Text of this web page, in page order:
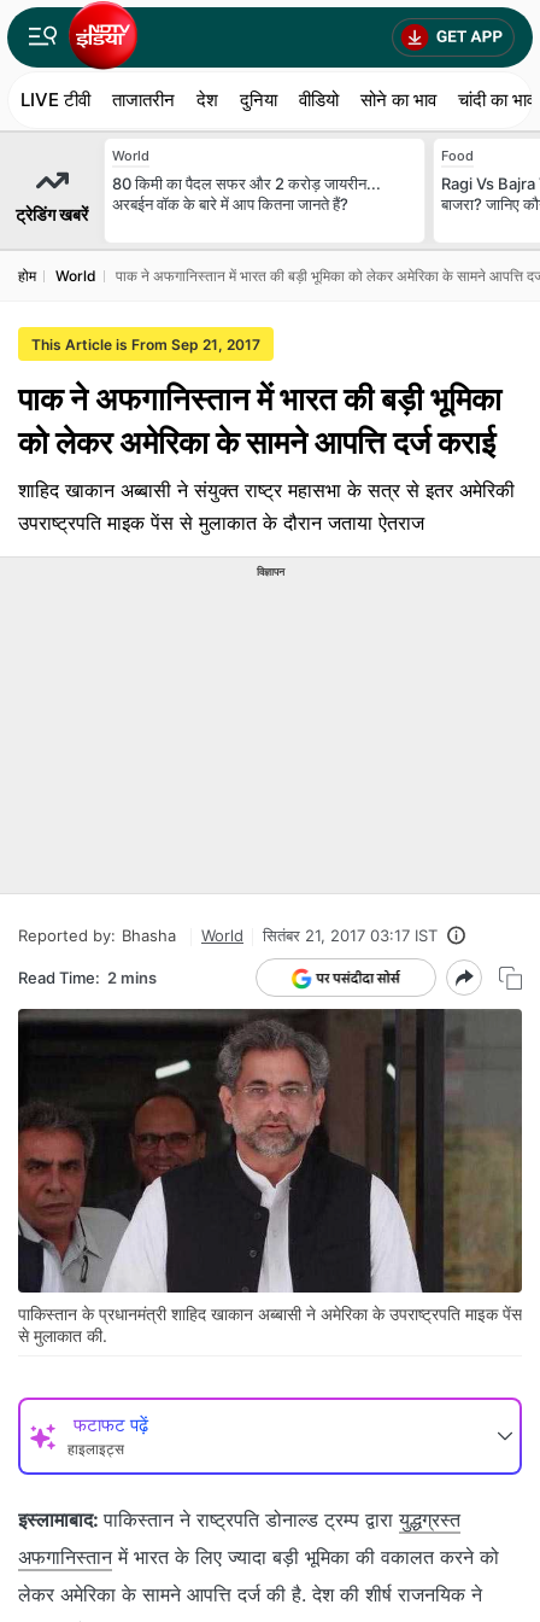
LIVE टीवी ताजातरीन देश दुनिया वीडियो सोने का भाव चांदी का भाव
ट्रेडिंग खबरें
World
80 किमी का पैदल सफर और 2 करोड़ जायरीन...
अरबईन वॉक के बारे में आप कितना जानते हैं?
Food
Ragi Vs Bajra
बाजरा? जानिए
होम World पाक ने अफगानिस्तान में भारत की बड़ी भूमिका को लेकर अमेरिका के सामने आपत्ति
This Article is From Sep 21, 2017
पाक ने अफगानिस्तान में भारत की बड़ी भूमिका
को लेकर अमेरिका के सामने आपत्ति दर्ज कराई
शाहिद खाकान अब्बासी ने संयुक्त राष्ट्र महासभा के सत्र से इतर अमेरिकी
उपराष्ट्रपति माइक पेंस से मुलाकात के दौरान जताया ऐतराज
विज्ञापन
Reported by: Bhasha World सितंबर 21, 2017 03:17 IST
Read Time: 2 mins
पाकिस्तान के प्रधानमंत्री शाहिद खाकान अब्बासी ने अमेरिका के उपराष्ट्रपति माइक पेंस
से मुलाकात की.
फटाफट पढ़ें
हाइलाइट्स
इस्लामाबाद: पाकिस्तान ने राष्ट्रपति डोनाल्ड ट्रम्प द्वारायुद्धग्रस्त
अफगानिस्तानमें भारत के लिए ज्यादा बड़ी भूमिका की वकालत करने को
लेकर अमेरिका के सामने आपत्ति दर्ज की है. देश की शीर्ष राजनयिक ने